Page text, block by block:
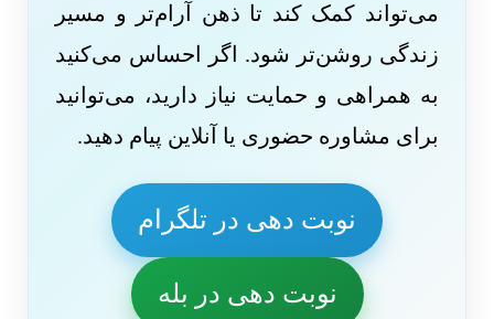
می‌تواند کمک کند تا ذهن آرام‌تر و مسیر
زندگی روشن‌تر شود. اگر احساس می‌کنید
به همراهی و حمایت نیاز دارید، می‌توانید
برای مشاوره حضوری یا آنلاین پیام دهید.
نوبت دهی در تلگرام
نوبت دهی در بله